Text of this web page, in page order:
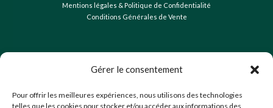
Gérer le consentement
Pour offrir les meilleures expériences, nous utilisons des technologies
telles que les cookies pour stocker et/ou accéder aux informations des
Mentions légales & Politique de Confidentialité
Conditions Générales de Vente